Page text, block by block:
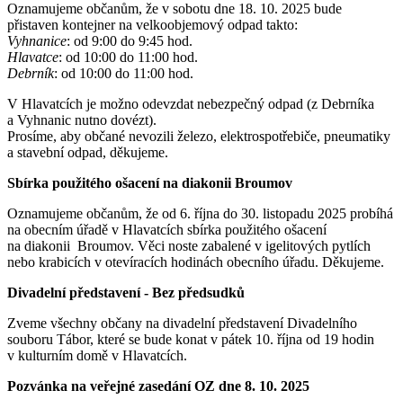
Oznamujeme občanům, že v sobotu dne 18. 10. 2025 bude
přistaven kontejner na velkoobjemový odpad takto:
Vyhnanice: od 9:00 do 9:45 hod.
Hlavatce: od 10:00 do 11:00 hod.
Debrník: od 10:00 do 11:00 hod.
V Hlavatcích je možno odevzdat nebezpečný odpad (z Debrníka
a Vyhnanic nutno dovézt).
Prosíme, aby občané nevozili železo, elektrospotřebiče, pneumatiky
a stavební odpad, děkujeme.
Sbírka použitého ošacení na diakonii Broumov
Oznamujeme občanům, že od 6. října do 30. listopadu 2025 probíhá
na obecním úřadě v Hlavatcích sbírka použitého ošacení
na diakonii Broumov. Věci noste zabalené v igelitových pytlích
nebo krabicích v otevíracích hodinách obecního úřadu. Děkujeme.
Divadelní představení - Bez předsudků
Zveme všechny občany na divadelní představení Divadelního
souboru Tábor, které se bude konat v pátek 10. října od 19 hodin
v kulturním domě v Hlavatcích.
Pozvánka na veřejné zasedání OZ dne 8. 10. 2025